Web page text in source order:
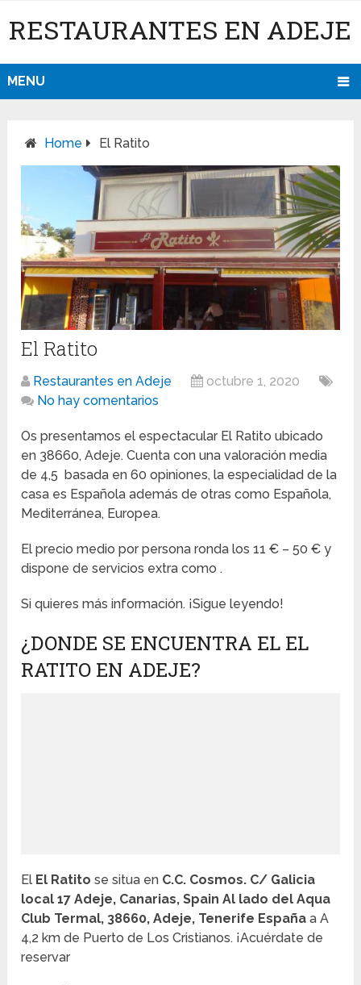
RESTAURANTES EN ADEJE
MENU
Home El Ratito
El Ratito
Restaurantes en Adeje
octubre 1, 2020
No hay comentarios
Os presentamos el espectacular El Ratito ubicado
en 38660, Adeje. Cuenta con una valoración media
de 4,5 basada en 60 opiniones, la especialidad de la
casa es Española además de otras como Española,
Mediterránea, Europea.
El precio medio por persona ronda los 11 € – 50 € y
dispone de servicios extra como .
Si quieres más información. ¡Sigue leyendo!
¿DONDE SE ENCUENTRA EL EL
RATITO EN ADEJE?
El El Ratito se situa en C.C. Cosmos. C/ Galicia
local 17 Adeje, Canarias, Spain Al lado del Aqua
Club Termal, 38660, Adeje, Tenerife España a A
4,2 km de Puerto de Los Cristianos. ¡Acuérdate de
reservar